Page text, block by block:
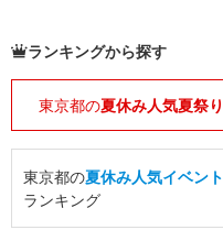
ランキングから探す
東京都の夏休み人気夏祭り
東京都の夏休み人気イベント
ランキング